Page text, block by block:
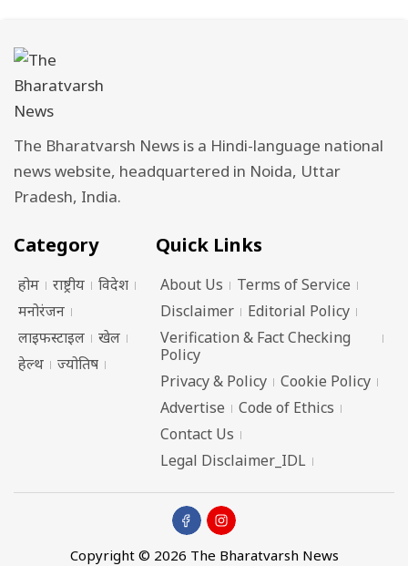
The Bharatvarsh News is a Hindi-language national
news website, headquartered in Noida, Uttar
Pradesh, India.
Category
होम राष्ट्रीय
विदेश
मनोरंजन
लाइफस्टाइल
खेल
हेल्थ
ज्योतिष
Quick Links
About Us
Terms of Service
Disclaimer
Editorial Policy
Verification & Fact Checking
Policy
Privacy & Policy
Cookie Policy
Advertise
Code of Ethics
Contact Us
Legal Disclaimer_IDL
Copyright © 2026 The Bharatvarsh News